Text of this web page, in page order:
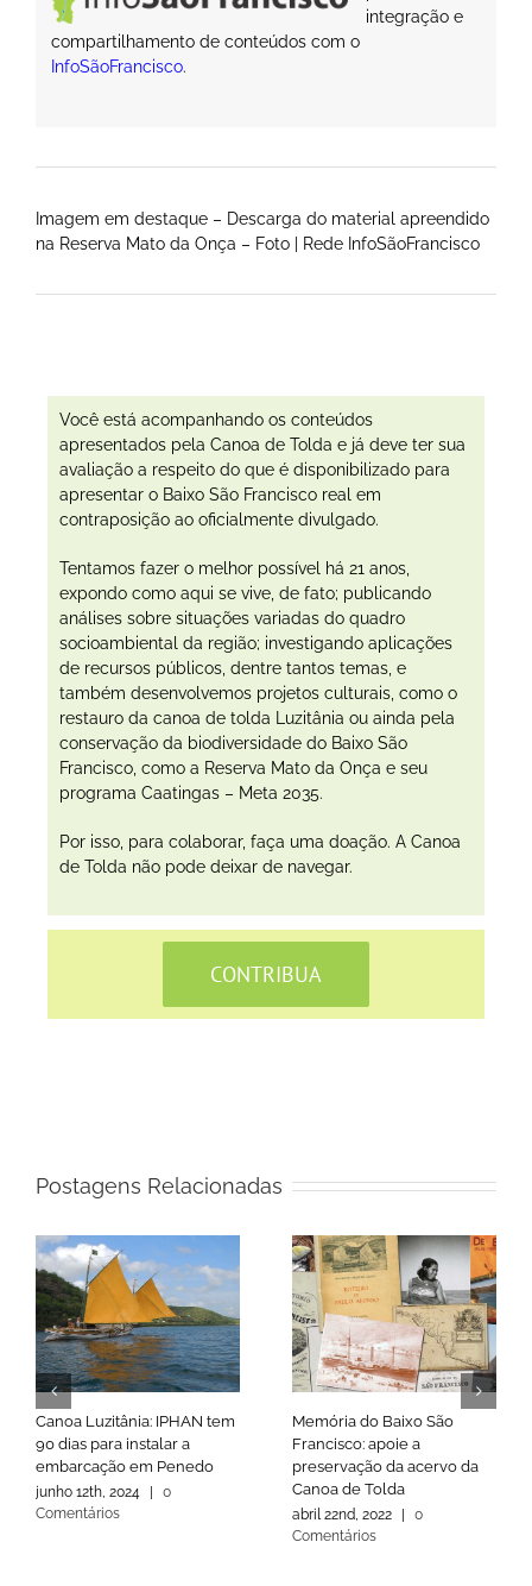
integração e
compartilhamento de conteúdos com o
InfoSãoFrancisco.
Imagem em destaque – Descarga do material apreendido
na Reserva Mato da Onça – Foto | Rede InfoSãoFrancisco
Você está acompanhando os conteúdos
apresentados pela Canoa de Tolda e já deve ter sua
avaliação a respeito do que é disponibilizado para
apresentar o Baixo São Francisco real em
contraposição ao oficialmente divulgado.
Tentamos fazer o melhor possível há 21 anos,
expondo como aqui se vive, de fato; publicando
análises sobre situações variadas do quadro
socioambiental da região; investigando aplicações
de recursos públicos, dentre tantos temas, e
também desenvolvemos projetos culturais, como o
restauro da canoa de tolda Luzitânia ou ainda pela
conservação da biodiversidade do Baixo São
Francisco, como a Reserva Mato da Onça e seu
programa Caatingas – Meta 2035.
Por isso, para colaborar, faça uma doação. A Canoa
de Tolda não pode deixar de navegar.
CONTRIBUA
Postagens Relacionadas
Canoa Luzitânia: IPHAN tem
90 dias para instalar a
embarcação em Penedo
junho 12th, 2024 |
0
Comentários
Memória do Baixo São
Francisco: apoie a
preservação da acervo da
Canoa de Tolda
abril 22nd, 2022 |
0
Comentários